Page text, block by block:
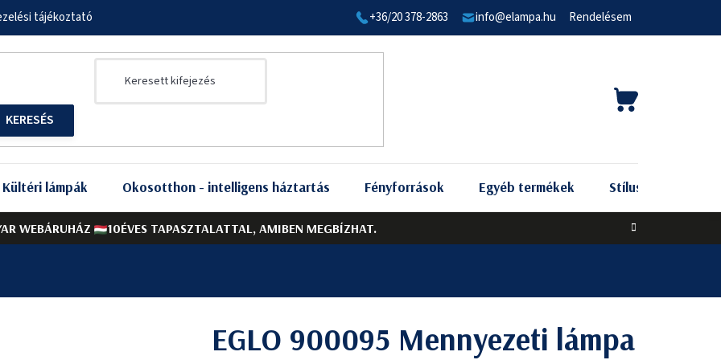
WEBÁRUHÁZ 10ÉVES TAPASZTALATTAL, AMIBEN MEGBÍZHAT.
tájékoztató +36/20 378-2863 info@elampa.hu Rendelésem
KOSÁR
Kültéri lámpák Okosotthon - intelligens háztartás Fényforrások Egyéb termékek Stílus szerint
EGLO 900095 Mennyezeti lámpa